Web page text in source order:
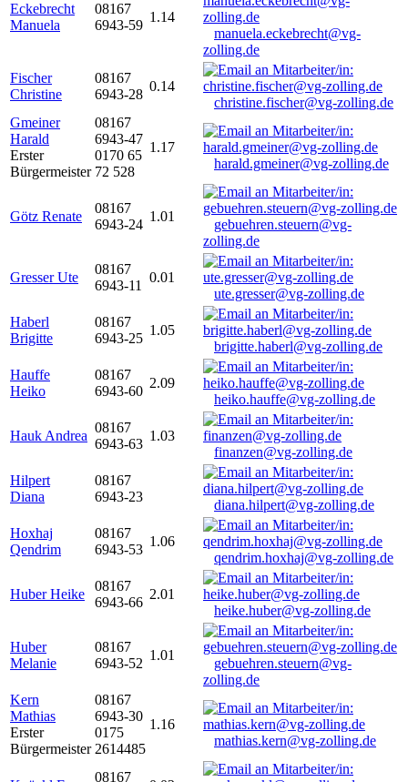
Eckebrecht
Manuela
08167
6943-59
1.14
manuela.eckebrecht@vg-
zolling.de
Fischer
Christine
08167
6943-28
0.14
christine.fischer@vg-zolling.de
Gmeiner
Harald
Erster
Bürgermeister
08167
6943-47
0170 65
72 528
1.17
harald.gmeiner@vg-zolling.de
Götz Renate
08167
6943-24
1.01
gebuehren.steuern@vg-
zolling.de
Gresser Ute
08167
6943-11
0.01
ute.gresser@vg-zolling.de
Haberl
Brigitte
08167
6943-25
1.05
brigitte.haberl@vg-zolling.de
Hauffe
Heiko
08167
6943-60
2.09
heiko.hauffe@vg-zolling.de
Hauk Andrea
08167
6943-63
1.03
finanzen@vg-zolling.de
Hilpert
Diana
08167
6943-23
diana.hilpert@vg-zolling.de
Hoxhaj
Qendrim
08167
6943-53
1.06
qendrim.hoxhaj@vg-zolling.de
Huber Heike
08167
6943-66
2.01
heike.huber@vg-zolling.de
Huber
Melanie
08167
6943-52
1.01
gebuehren.steuern@vg-
zolling.de
Kern
Mathias
Erster
Bürgermeister
08167
6943-30
0175
2614485
1.16
mathias.kern@vg-zolling.de
08167